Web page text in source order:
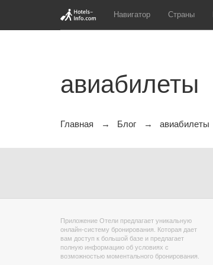
Навигатор Страны
авиабилеты
Главная Блог авиабилеты
Приложение Отели предлагает уникальную
онлайн-систему бронирования. Которая дает
вам доступ к большой базе и предлагает
полную информацию об условиях с
возможностью моментального бронирования.